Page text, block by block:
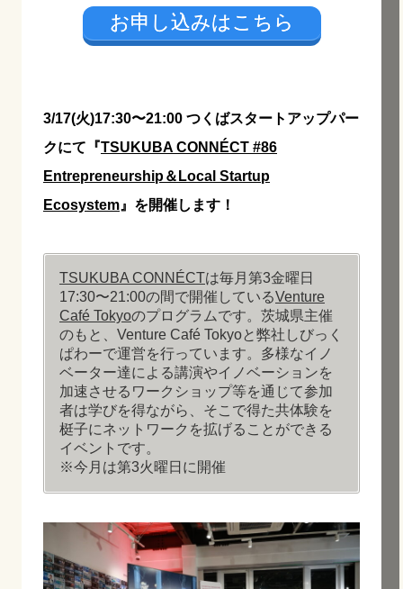
お申し込みはこちら
3/17(火)17:30〜21:00 つくばスタートアップパー
クにて『TSUKUBA CONNÉCT #86
Entrepreneurship＆Local Startup
Ecosystem 』を開催します！
TSUKUBA CONNÉCTは毎月第3金曜日
17:30〜21:00の間で開催しているVenture
Café Tokyoのプログラムです。茨城県主催
のもと、Venture Café Tokyoと弊社しびっく
ぱわーで運営を行っています。多様なイノ
ベーター達による講演やイノベーションを
加速させるワークショップ等を通じて参加
者は学びを得ながら、そこで得た共体験を
梃子にネットワークを拡げることができる
イベントです。
※今月は第3火曜日に開催